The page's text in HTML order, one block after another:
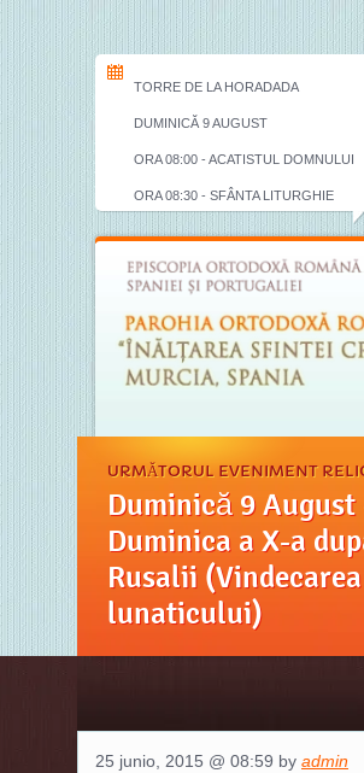
TORRE DE LA HORADADA
DUMINICĂ 9 AUGUST
ORA 08:00 - ACATISTUL DOMNULUI
ORA 08:30 - SFÂNTA LITURGHIE
URMĂTORUL EVENIMENT
Duminică 9 August
Duminica a X-a
Rusalii (Vindecarea
lunaticului)
25 junio, 2015 @ 08:59 by admin